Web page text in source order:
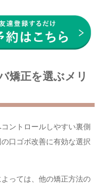
矯正を選ぶメリ
ントロールしやすい裏側
口ゴボ改善に有効な選択
っては、他の矯正方法の